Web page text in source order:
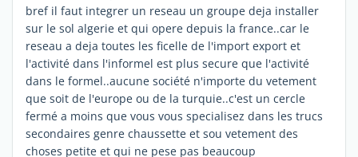
bref il faut integrer un reseau un groupe deja installer
sur le sol algerie et qui opere depuis la france..car le
reseau a deja toutes les ficelle de l'import export et
l'activité dans l'informel est plus secure que l'activité
dans le formel..aucune société n'importe du vetement
que soit de l'europe ou de la turquie..c'est un cercle
fermé a moins que vous vous specialisez dans les trucs
secondaires genre chaussette et sou vetement des
choses petite et qui ne pese pas beaucoup